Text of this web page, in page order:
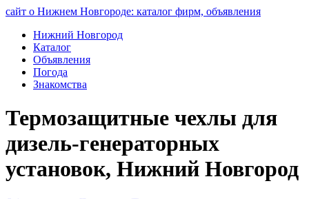
сайт о Нижнем Новгороде: каталог фирм, объявления
Нижний Новгород
Каталог
Объявления
Погода
Знакомства
Термозащитные чехлы для
дизель-генераторных
установок, Нижний Новгород